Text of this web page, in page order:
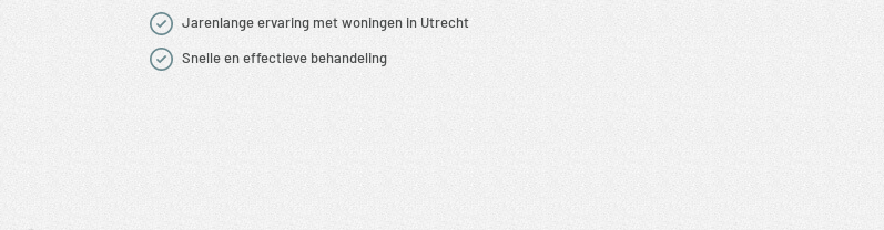
Jarenlange ervaring met woningen in Utrecht
Snelle en effectieve behandeling